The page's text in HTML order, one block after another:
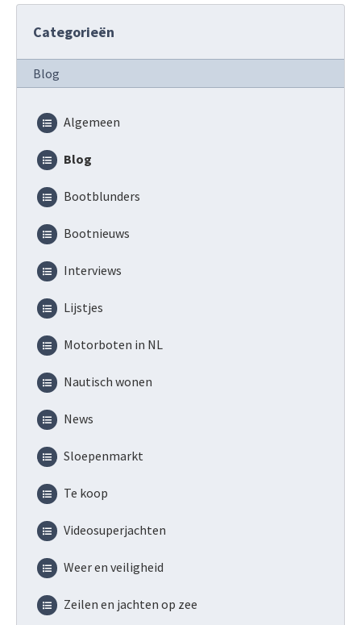
Categorieën
Blog
Algemeen
Blog
Bootblunders
Bootnieuws
Interviews
Lijstjes
Motorboten in NL
Nautisch wonen
News
Sloepenmarkt
Te koop
Videosuperjachten
Weer en veiligheid
Zeilen en jachten op zee